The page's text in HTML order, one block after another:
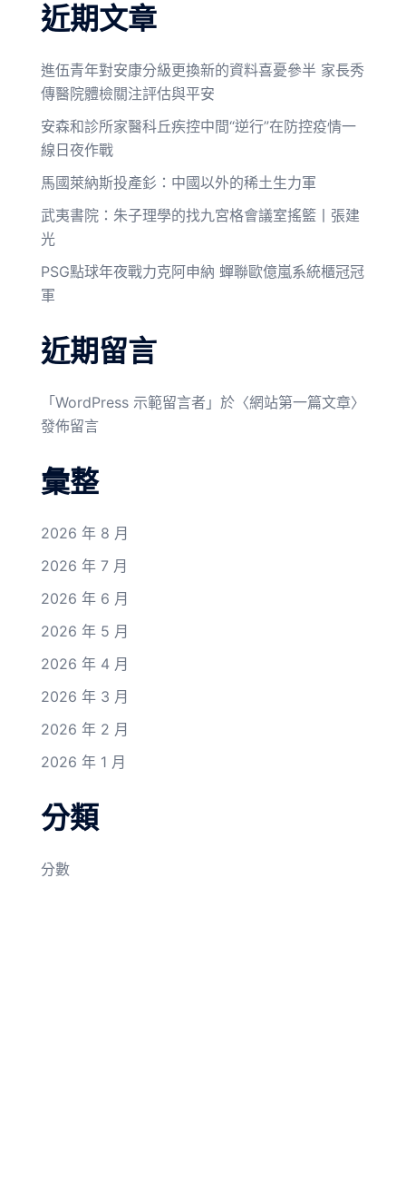
近期文章
進伍青年對安康分級更換新的資料喜憂參半 家長秀
傳醫院體檢關注評估與平安
安森和診所家醫科丘疾控中間“逆行”在防控疫情一
線日夜作戰
馬國萊納斯投產釤：中國以外的稀土生力軍
武夷書院：朱子理學的找九宮格會議室搖籃丨張建
光
PSG點球年夜戰力克阿申納 蟬聯歐億嵐系統櫃冠冠
軍
近期留言
「 WordPress 示範留言者 」於〈網站第一篇文章〉
發佈留言
彙整
2026 年 8 月
2026 年 7 月
2026 年 6 月
2026 年 5 月
2026 年 4 月
2026 年 3 月
2026 年 2 月
2026 年 1 月
分類
分數